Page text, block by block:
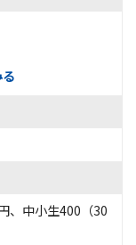
、中小生400（30